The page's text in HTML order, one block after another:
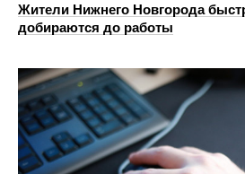
Жители Нижнего Новгорода
добираются до работы